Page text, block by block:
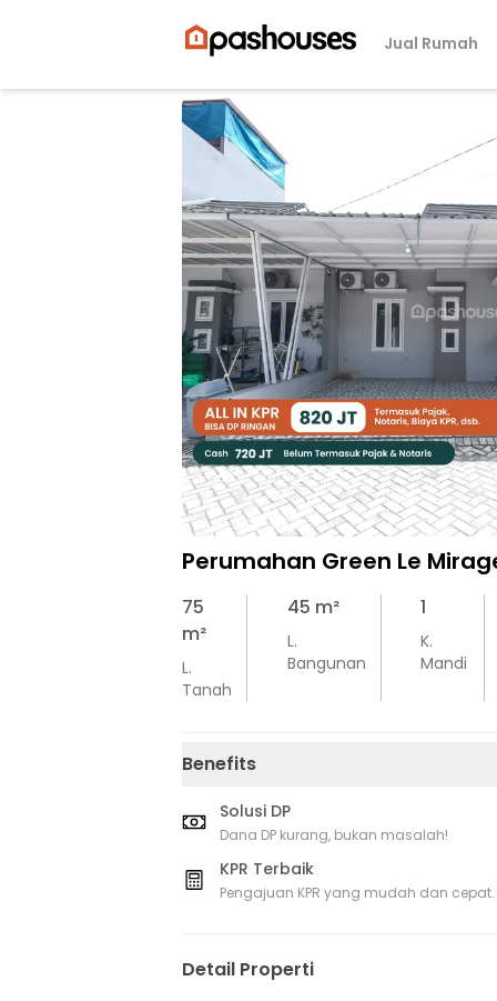
Jual Rumah
Perumahan Green Le
75
m²
L.
Tanah
45 m²
L.
Bangunan
1
K.
Mandi
Benefits
Solusi DP
Dana DP kurang, bukan masalah!
KPR Terbaik
Pengajuan KPR yang mudah dan cepat.
Detail Properti